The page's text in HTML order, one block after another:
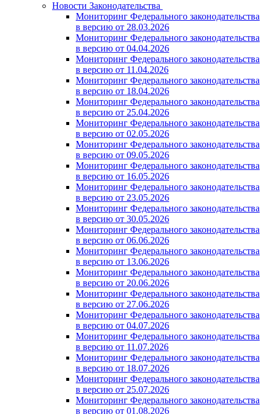
Новости Законодательства
Мониторинг Федерального законодательства
в версию от 28.03.2026
Мониторинг Федерального законодательства
в версию от 04.04.2026
Мониторинг Федерального законодательства
в версию от 11.04.2026
Мониторинг Федерального законодательства
в версию от 18.04.2026
Мониторинг Федерального законодательства
в версию от 25.04.2026
Мониторинг Федерального законодательства
в версию от 02.05.2026
Мониторинг Федерального законодательства
в версию от 09.05.2026
Мониторинг Федерального законодательства
в версию от 16.05.2026
Мониторинг Федерального законодательства
в версию от 23.05.2026
Мониторинг Федерального законодательства
в версию от 30.05.2026
Мониторинг Федерального законодательства
в версию от 06.06.2026
Мониторинг Федерального законодательства
в версию от 13.06.2026
Мониторинг Федерального законодательства
в версию от 20.06.2026
Мониторинг Федерального законодательства
в версию от 27.06.2026
Мониторинг Федерального законодательства
в версию от 04.07.2026
Мониторинг Федерального законодательства
в версию от 11.07.2026
Мониторинг Федерального законодательства
в версию от 18.07.2026
Мониторинг Федерального законодательства
в версию от 25.07.2026
Мониторинг Федерального законодательства
в версию от 01.08.2026